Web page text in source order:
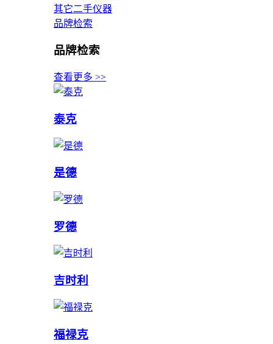
其它二手仪器
品牌检索
品牌检索
查看更多 >>
泰克
是德
罗德
吉时利
福禄克